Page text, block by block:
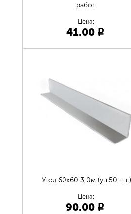
работ
Цена:
41.00 p
Угол 60х60 3,0м (уп.50 шт.)
Цена:
90.00 p